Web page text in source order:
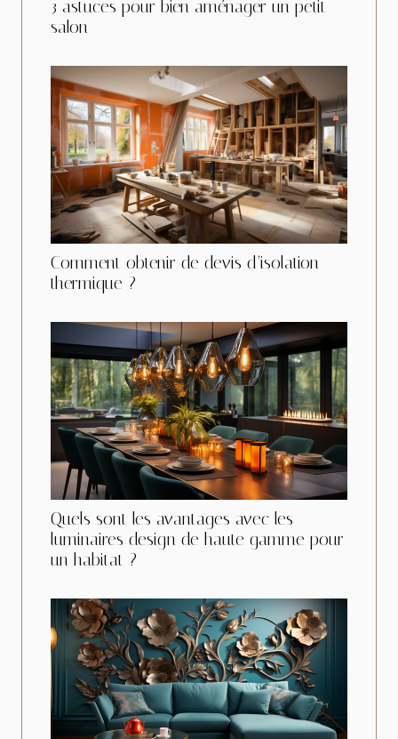
3 astuces pour bien aménager un petit
salon
Comment obtenir de devis d’isolation
thermique ?
Quels sont les avantages avec les
luminaires design de haute gamme pour
un habitat ?